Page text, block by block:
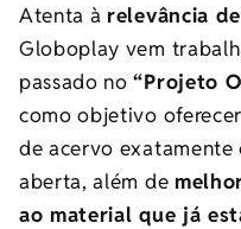
Atenta à relevância
Globoplay vem
passado no“Projeto
como objetivo
de acervo
aberta, além de
ao material que já